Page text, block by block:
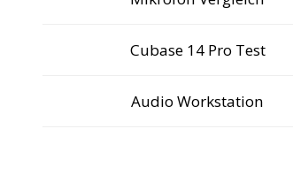
Cubase 14 Pro Test
Audio Workstation